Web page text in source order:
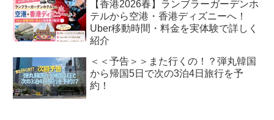
【香港2026春】ランブラーガーデンホ
テルから空港・香港ディズニーへ！
Uber移動時間・料金を実体験で詳しく
紹介
＜＜予告＞＞また行くの！？弾丸韓国
から帰国5日で次の3泊4日旅行を予
約！